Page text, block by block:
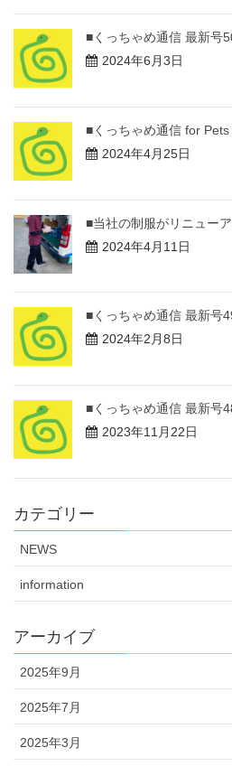
■くっちゃめ通信 最新号
2024年6月3日
■くっちゃめ通信 for
2024年4月25日
■当社の制服がリニュー
2024年4月11日
■くっちゃめ通信 最新号
2024年2月8日
■くっちゃめ通信 最新号
2023年11月22日
カテゴリー
NEWS
information
アーカイブ
2025年9月
2025年7月
2025年3月